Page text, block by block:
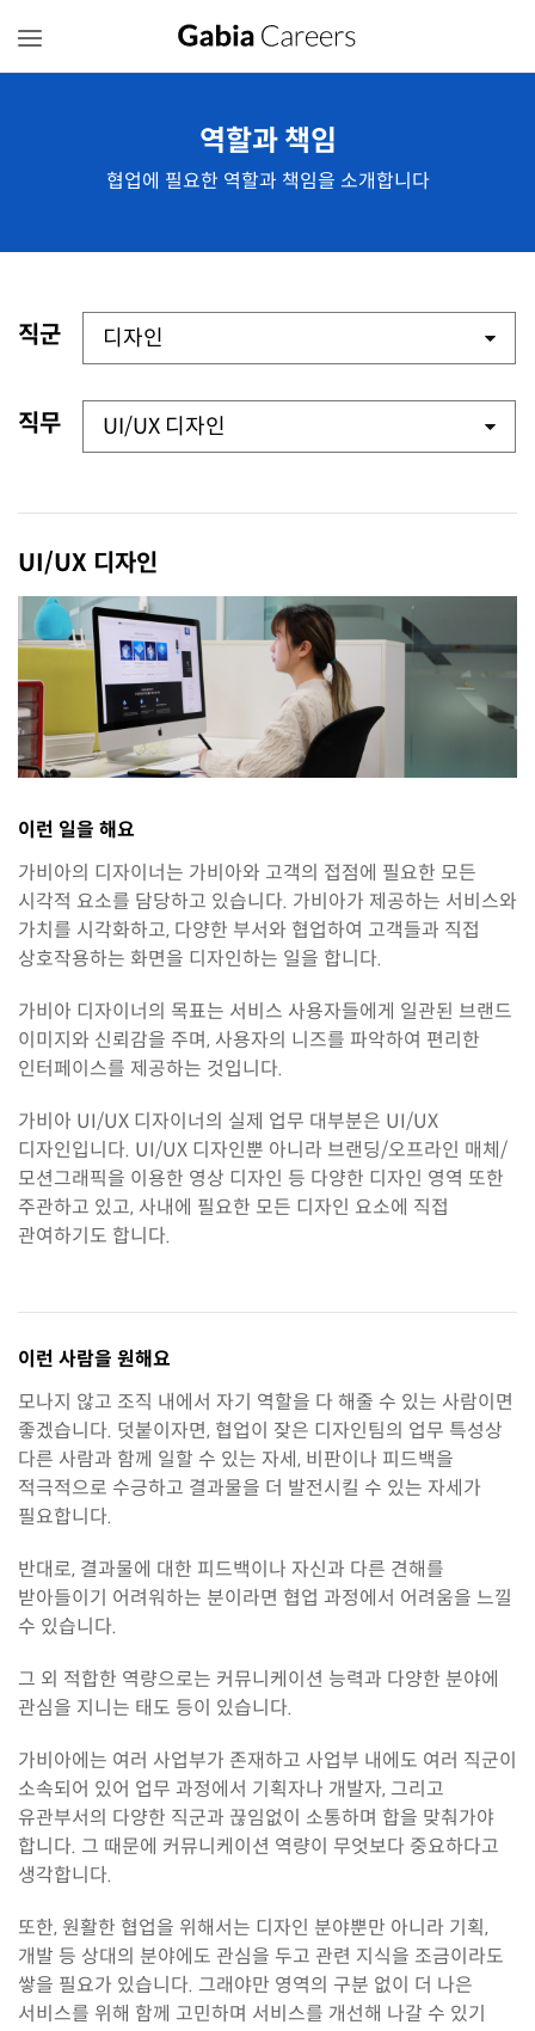
역할과 책임
협업에 필요한 역할과 책임을 소개합니다
직군
직무
UI/UX 디자인
이런 일을 해요
가비아의 디자이너는 가비아와 고객의 접점에 필요한 모든
시각적 요소를 담당하고 있습니다. 가비아가 제공하는 서비스와
가치를 시각화하고, 다양한 부서와 협업하여 고객들과 직접
상호작용하는 화면을 디자인하는 일을 합니다.
가비아 디자이너의 목표는 서비스 사용자들에게 일관된 브랜드
이미지와 신뢰감을 주며, 사용자의 니즈를 파악하여 편리한
인터페이스를 제공하는 것입니다.
가비아 UI/UX 디자이너의 실제 업무 대부분은 UI/UX
디자인입니다. UI/UX 디자인뿐 아니라 브랜딩/오프라인 매체/
모션그래픽을 이용한 영상 디자인 등 다양한 디자인 영역 또한
주관하고 있고, 사내에 필요한 모든 디자인 요소에 직접
관여하기도 합니다.
이런 사람을 원해요
모나지 않고 조직 내에서 자기 역할을 다 해줄 수 있는 사람이면
좋겠습니다. 덧붙이자면, 협업이 잦은 디자인팀의 업무 특성상
다른 사람과 함께 일할 수 있는 자세, 비판이나 피드백을
적극적으로 수긍하고 결과물을 더 발전시킬 수 있는 자세가
필요합니다.
반대로, 결과물에 대한 피드백이나 자신과 다른 견해를
받아들이기 어려워하는 분이라면 협업 과정에서 어려움을 느낄
수 있습니다.
그 외 적합한 역량으로는 커뮤니케이션 능력과 다양한 분야에
관심을 지니는 태도 등이 있습니다.
가비아에는 여러 사업부가 존재하고 사업부 내에도 여러 직군이
소속되어 있어 업무 과정에서 기획자나 개발자, 그리고
유관부서의 다양한 직군과 끊임없이 소통하며 합을 맞춰가야
합니다. 그 때문에 커뮤니케이션 역량이 무엇보다 중요하다고
생각합니다.
또한, 원활한 협업을 위해서는 디자인 분야뿐만 아니라 기획,
개발 등 상대의 분야에도 관심을 두고 관련 지식을 조금이라도
쌓을 필요가 있습니다. 그래야만 영역의 구분 없이 더 나은
서비스를 위해 함께 고민하며 서비스를 개선해 나갈 수 있기